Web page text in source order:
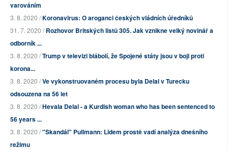
varováním
3. 8. 2020 /Koronavirus: O aroganci českých vládních úředníků
31. 7. 2020 /Rozhovor Britských listů 305. Jak vznikne velký novinář a
odborník ...
3. 8. 2020 /Trump v televizi blábolí, že Spojené státy jsou v boji proti
korona...
3. 8. 2020 /Ve vykonstruovaném procesu byla Delal v Turecku
odsouzena na 56 let
3. 8. 2020 /Hevala Delal - a Kurdish woman who has been sentenced to
56 years ...
3. 8. 2020 /"Skandál" Pullmann: Lidem prostě vadí analýza dnešního
režimu